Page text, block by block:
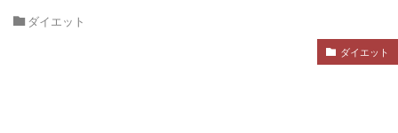
ダイエット
ダイエット